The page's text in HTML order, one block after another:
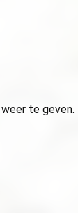
te geven.